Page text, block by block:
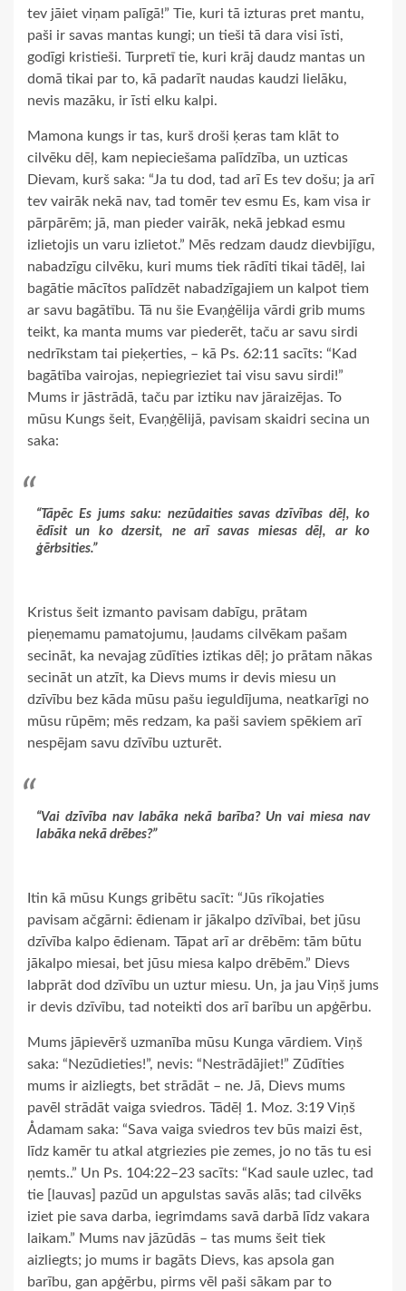
tev jāiet viņam palīgā!” Tie, kuri tā izturas pret mantu,
paši ir savas mantas kungi; un tieši tā dara visi īsti,
godīgi kristieši. Turpretī tie, kuri krāj daudz mantas un
domā tikai par to, kā padarīt naudas kaudzi lielāku,
nevis mazāku, ir īsti elku kalpi.
Mamona kungs ir tas, kurš droši ķeras tam klāt to
cilvēku dēļ, kam nepieciešama palīdzība, un uzticas
Dievam, kurš saka: “Ja tu dod, tad arī Es tev došu; ja arī
tev vairāk nekā nav, tad tomēr tev esmu Es, kam visa ir
pārpārēm; jā, man pieder vairāk, nekā jebkad esmu
izlietojis un varu izlietot.” Mēs redzam daudz dievbijīgu,
nabadzīgu cilvēku, kuri mums tiek rādīti tikai tādēļ, lai
bagātie mācītos palīdzēt nabadzīgajiem un kalpot tiem
ar savu bagātību. Tā nu šie Evaņģēlija vārdi grib mums
teikt, ka manta mums var piederēt, taču ar savu sirdi
nedrīkstam tai pieķerties, – kā Ps. 62:11 sacīts: “Kad
bagātība vairojas, nepiegrieziet tai visu savu sirdi!”
Mums ir jāstrādā, taču par iztiku nav jāraizējas. To
mūsu Kungs šeit, Evaņģēlijā, pavisam skaidri secina un
saka:
“Tāpēc Es jums saku: nezūdaities savas dzīvības dēļ, ko
ēdīsit un ko dzersit, ne arī savas miesas dēļ, ar ko
ģērbsities.”
Kristus šeit izmanto pavisam dabīgu, prātam
pieņemamu pamatojumu, ļaudams cilvēkam pašam
secināt, ka nevajag zūdīties iztikas dēļ; jo prātam nākas
secināt un atzīt, ka Dievs mums ir devis miesu un
dzīvību bez kāda mūsu pašu ieguldījuma, neatkarīgi no
mūsu rūpēm; mēs redzam, ka paši saviem spēkiem arī
nespējam savu dzīvību uzturēt.
“Vai dzīvība nav labāka nekā barība? Un vai miesa nav
labāka nekā drēbes?”
Itin kā mūsu Kungs gribētu sacīt: “Jūs rīkojaties
pavisam ačgārni: ēdienam ir jākalpo dzīvībai, bet jūsu
dzīvība kalpo ēdienam. Tāpat arī ar drēbēm: tām būtu
jākalpo miesai, bet jūsu miesa kalpo drēbēm.” Dievs
labprāt dod dzīvību un uztur miesu. Un, ja jau Viņš jums
ir devis dzīvību, tad noteikti dos arī barību un apģērbu.
Mums jāpievērš uzmanība mūsu Kunga vārdiem. Viņš
saka: “Nezūdieties!”, nevis: “Nestrādājiet!” Zūdīties
mums ir aizliegts, bet strādāt – ne. Jā, Dievs mums
pavēl strādāt vaiga sviedros. Tādēļ 1. Moz. 3:19 Viņš
Ådamam saka: “Sava vaiga sviedros tev būs maizi ēst,
līdz kamēr tu atkal atgriezies pie zemes, jo no tās tu esi
ņemts..” Un Ps. 104:22–23 sacīts: “Kad saule uzlec, tad
tie [lauvas] pazūd un apgulstas savās alās; tad cilvēks
iziet pie sava darba, iegrimdams savā darbā līdz vakara
laikam.” Mums nav jāzūdās – tas mums šeit tiek
aizliegts; jo mums ir bagāts Dievs, kas apsola gan
barību, gan apģērbu, pirms vēl paši sākam par to